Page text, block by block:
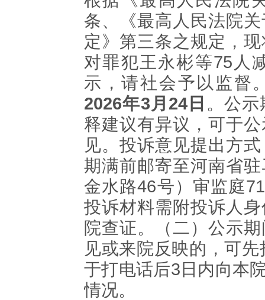
条、《最高人民法院
定》第三条之规定，
对罪犯王永彬等75人
示，请社会予以监督
2026年3月24日 。公
释建议有异议，可于
见。投诉意见提出方
期满前邮寄至河南省
金水路46号）审监庭
投诉材料需附投诉人
院查证。（二）公示
见或来院反映的，可
于打电话后3日内向本
情况。